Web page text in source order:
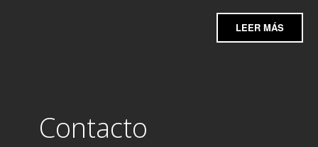
LEER MÁS
Contacto